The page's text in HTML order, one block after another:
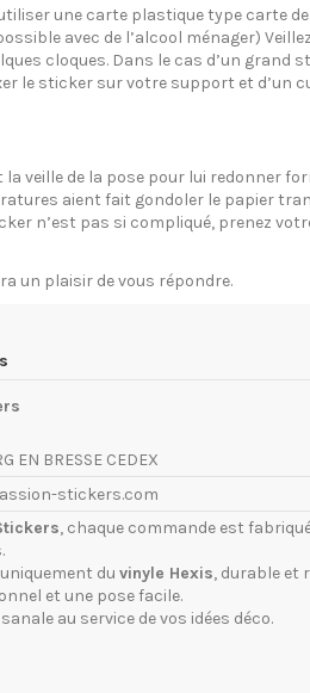
une carte plastique type carte
avec de l’alcool ménager)
cloques. Dans le cas d’un grand
le sticker sur votre support et d’un
veille de la pose pour lui redonner
aient fait gondoler le papier
n’est pas si compliqué, prenez
un plaisir de vous répondre.
EN BRESSE CEDEX
stickers.com
, chaque commande est
du vinyle Hexis, durable et
et une pose facile.
au service de vos idées déco.